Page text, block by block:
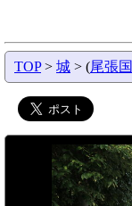
TOP> 城 > (尾張国